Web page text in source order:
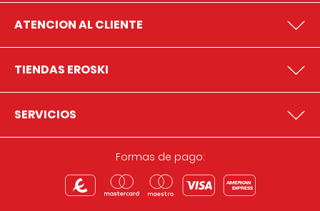
ATENCION AL CLIENTE
TIENDAS EROSKI
SERVICIOS
Formas de pago: